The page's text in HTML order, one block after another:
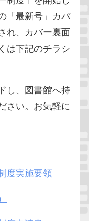
「最新号」カバ
れ、カバー裏面
は下記のチラシ
し、図書館へ持
さい。お気軽に
度実施要領